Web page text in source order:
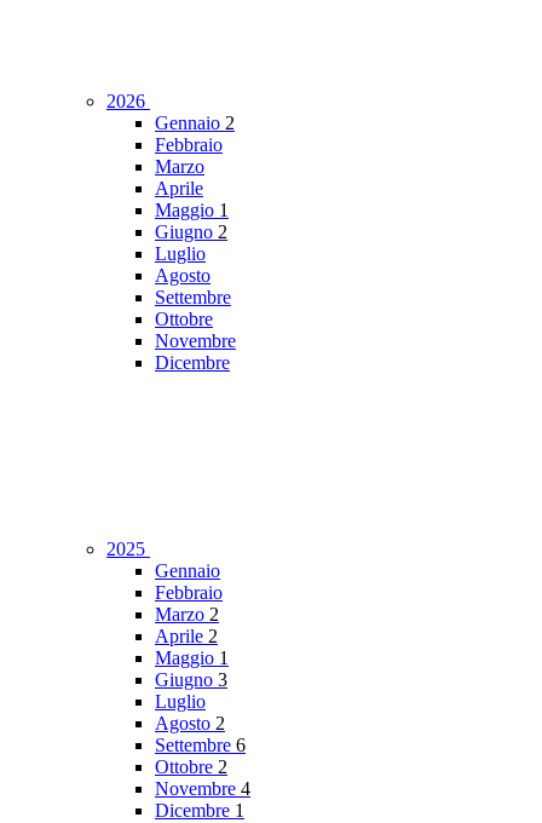
2026
Gennaio 2
Febbraio
Marzo
Aprile
Maggio 1
Giugno 2
Luglio
Agosto
Settembre
Ottobre
Novembre
Dicembre
2025
Gennaio
Febbraio
Marzo 2
Aprile 2
Maggio 1
Giugno 3
Luglio
Agosto 2
Settembre 6
Ottobre 2
Novembre 4
Dicembre 1